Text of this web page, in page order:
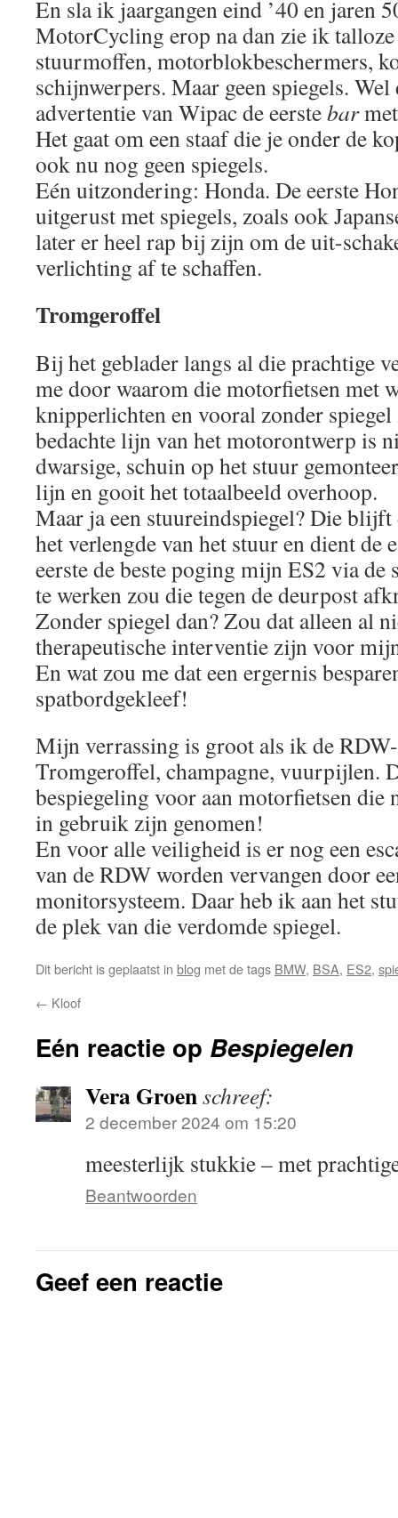
En sla ik jaargangen eind ’40 en jaren
MotorCycling erop na dan zie ik
stuurmoffen, motorblokbeschermers,
schijnwerpers. Maar geen spiegels.
advertentie van Wipac de eerstebar
Het gaat om een staaf die je onder de
ook nu nog geen spiegels.
Eén uitzondering: Honda. De eerste
uitgerust met spiegels, zoals ook
later er heel rap bij zijn om de uit-
verlichting af te schaffen.
Tromgeroffel
Bij het geblader langs al die prachtige
me door waarom die motorfietsen met
knipperlichten en vooral zonder
bedachte lijn van het motorontwerp is
dwarsige, schuin op het stuur
lijn en gooit het totaalbeeld overhoop.
Maar ja een stuureindspiegel? Die
het verlengde van het stuur en dient de
eerste de beste poging mijn ES2 via de
te werken zou die tegen de deurpost
Zonder spiegel dan? Zou dat alleen al
therapeutische interventie zijn voor
En wat zou me dat een ergernis
spatbordgekleef!
Mijn verrassing is groot als ik de
Tromgeroffel, champagne, vuurpijlen.
bespiegeling voor aan motorfietsen die
in gebruik zijn genomen!
En voor alle veiligheid is er nog een
van de RDW worden vervangen door
monitorsysteem. Daar heb ik aan het
de plek van die verdomde spiegel.
Dit bericht is geplaatst in blog met de tags BMW, BSA, ES2,
← Kloof
Eén reactie op Bespiegelen
Vera Groenschreef:
2 december 2024 om 15:20
meesterlijk stukkie – met
Beantwoorden
Geef een reactie